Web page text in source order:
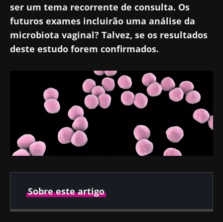
ser um tema recorrente de consulta. Os
futuros exames incluirão uma análise da
microbiota vaginal? Talvez, se os resultados
deste estudo forem confirmados.
Sobre este artigo